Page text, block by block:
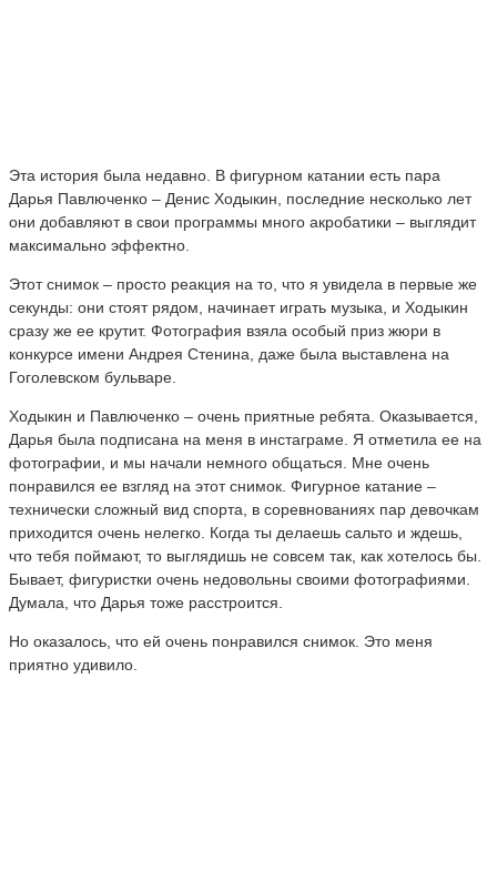
Эта история была недавно. В фигурном катании есть пара
Дарья Павлюченко – Денис Ходыкин, последние несколько лет
они добавляют в свои программы много акробатики – выглядит
максимально эффектно.
Этот снимок – просто реакция на то, что я увидела в первые же
секунды: они стоят рядом, начинает играть музыка, и Ходыкин
сразу же ее крутит. Фотография взяла особый приз жюри в
конкурсе имени Андрея Стенина, даже была выставлена на
Гоголевском бульваре.
Ходыкин и Павлюченко – очень приятные ребята. Оказывается,
Дарья была подписана на меня в инстаграме. Я отметила ее на
фотографии, и мы начали немного общаться. Мне очень
понравился ее взгляд на этот снимок. Фигурное катание –
технически сложный вид спорта, в соревнованиях пар девочкам
приходится очень нелегко. Когда ты делаешь сальто и ждешь,
что тебя поймают, то выглядишь не совсем так, как хотелось бы.
Бывает, фигуристки очень недовольны своими фотографиями.
Думала, что Дарья тоже расстроится.
Но оказалось, что ей очень понравился снимок. Это меня
приятно удивило.